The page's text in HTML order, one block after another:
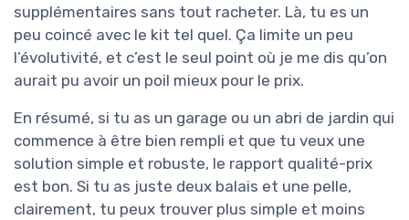
supplémentaires sans tout racheter. Là, tu es un
peu coincé avec le kit tel quel. Ça limite un peu
l’évolutivité, et c’est le seul point où je me dis qu’on
aurait pu avoir un poil mieux pour le prix.
En résumé, si tu as un garage ou un abri de jardin qui
commence à être bien rempli et que tu veux une
solution simple et robuste, le rapport qualité-prix
est bon. Si tu as juste deux balais et une pelle,
clairement, tu peux trouver plus simple et moins